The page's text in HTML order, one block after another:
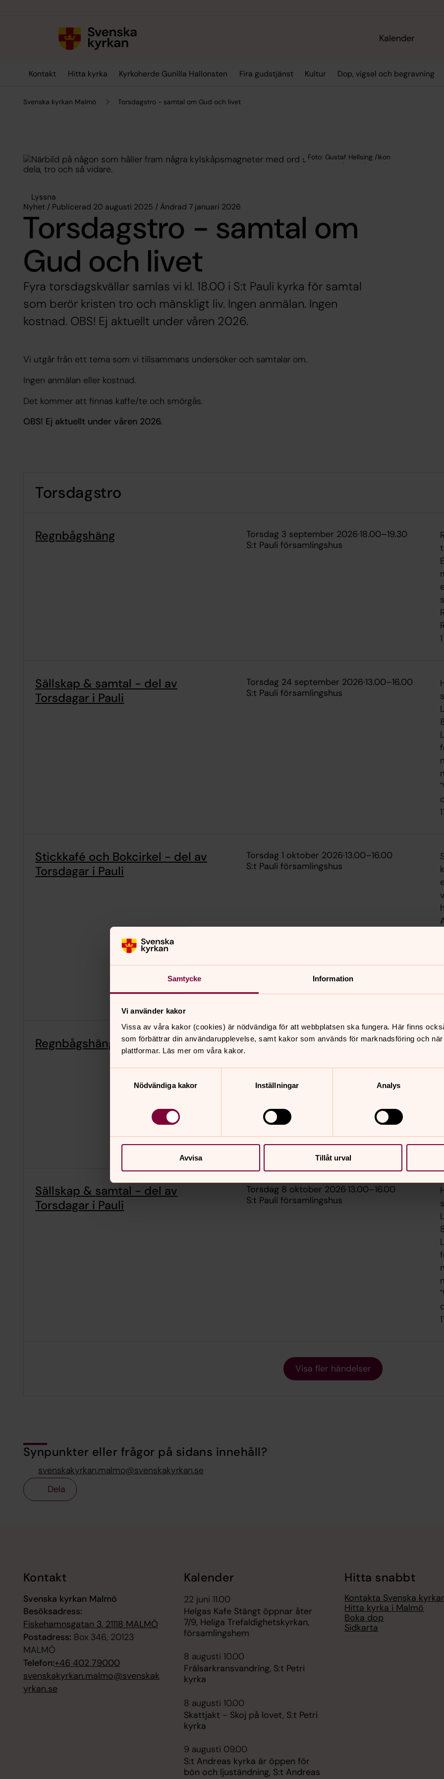
Samtycke Information
Vi använder kakor
Vissa av våra kakor (cookies) är nödvändiga för att webbplatsen ska fungera. Här finns
som förbättrar din användarupplevelse, samt kakor som används för marknadsföring och
plattformar. Läs mer om våra kakor.
Nödvändiga kakor
Inställningar Analys
Avvisa Tillåt urval
Kalender
Kontakt Hitta kyrka Kyrkoherde Gunilla Hallonsten Fira gudstjänst Kultur Dop, vigsel och begravning
Svenska kyrkan Malmö Torsdagstro - samtal om Gud och livet
Lyssna
Nyhet / Publicerad 20 augusti 2025 / Ändrad 7 januari 2026
Torsdagstro - samtal om
Gud och livet
Fyra torsdagskvällar samlas vi kl. 18.00 i S:t Pauli kyrka för samtal
som berör kristen tro och mänskligt liv. Ingen anmälan. Ingen
kostnad. OBS! Ej aktuellt under våren 2026.
Vi utgår från ett tema som vi tillsammans undersöker och samtalar om.
Ingen anmälan eller kostnad.
Det kommer att finnas kaffe/te och smörgås.
OBS! Ej aktuellt under våren 2026.
Torsdagstro
Regnbågshäng torsdag 3 september 2026·18.00–19.30
S:t Pauli församlingshus
Sällskap & samtal - del av
Torsdagar i Pauli
torsdag 24 september 2026·13.00–16.00
S:t Pauli församlingshus
Stickkafé och Bokcirkel - del av
Torsdagar i Pauli
torsdag 1 oktober 2026·13.00–16.00
S:t Pauli församlingshus
Regnbågshäng torsdag 1 oktober 2026·18.00–19.30
Sällskap & samtal - del av
Torsdagar i Pauli
torsdag 8 oktober 2026·13.00–16.00
S:t Pauli församlingshus
Visa fler händelser
Synpunkter eller frågor på sidans innehåll?
svenskakyrkan.malmo@svenskakyrkan.se
Dela
Kontakt
Svenska kyrkan Malmö
Besöksadress:
Fiskehamnsgatan 3, 21118 MALMÖ
Postadress: Box 346, 20123
MALMÖ
Telefon:+46 402 79000
svenskakyrkan.malmo@svenskak
yrkan.se
Kalender
22 juni 11.00
Helgas Kafe Stängt öppnar åter
7/9, Heliga Trefaldighetskyrkan,
församlingshem
8 augusti 10.00
Frälsarkransvandring, S:t Petri
kyrka
8 augusti 10.00
Skattjakt - Skoj på lovet, S:t Petri
kyrka
9 augusti 09.00
S:t Andreas kyrka är öppen för
bön och ljuständning, S:t Andreas
Hitta snabbt
Kontakta Svenska
Hitta kyrka i Malmö
Boka dop
Sidkarta